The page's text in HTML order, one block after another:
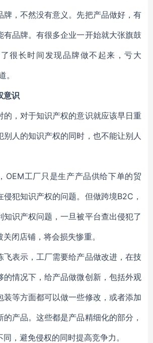
牌，不然没有意义。先把产品做好，有
有品牌。有很多企业一开始就大张旗鼓
很长时间发现品牌做不起来，亏大
。
意识
的，对于知识产权的意识就应该早日重
别人的知识产权的同时，也不能让别人
OEM工厂只是生产产品供给下单的贸
犯知识产权的问题。但做跨境B2C，
知识产权问题，一旦被平台查出侵犯了
闭店铺，将会损失惨重。
飞表示，工厂需要给产品做改进，在技
的情况下，给产品做微创新，包括外观
装等方面都可以做一些修改，或者添加
产品。这些都是产品精细化的部分，
，避免侵权的同时提高竞争力。